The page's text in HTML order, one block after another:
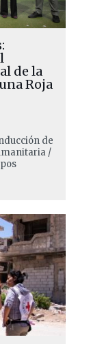
de la
Roja
de
/